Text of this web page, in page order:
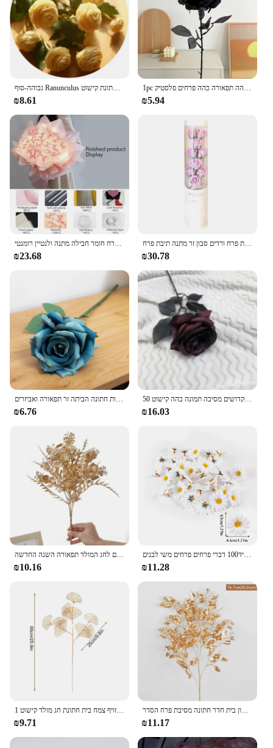
גבוהה-סוף Ranunculus ורדים משי מלאכותי פרחי חתונת קישוט maraige כלה פרחוני חדר תפאורה פלורס artificiales
₪8.61
1pc שחור טהור ורד ברק זר ליל כל הקדושים אימה תפאורה גותי כהה תפאורה כהה פרחים פלסטיק
₪5.94
קריאייטיב פרפר בעבודת יד חומר תיק כלה כלה כלה חתונה חתונה פרח חומר חבילה מתנה ולנטיין רומנטי
₪23.68
יום האהבה המלאכותית פרח ורדים סבון זר מתנה תיבת פרח Creative חברה אשתו זר יום הולדת אמא
₪30.78
רומנטי פרח משי מלאכותי ענף ארוך עלה זר ולנטיין מתנות חתונה הביתה זר תפאורה ואביזרים
₪6.76
50 ס "מ אדום כהה עלה מלאכותי פרח ליל כל הקדושים מסיבה תמונה כהה קישוט prop גוז רוז
₪16.03
צמחים מלאכותיים פלסטיק אקליפטוס הבית קישוט פרחים מזויפים חתונה גן אביזרים לחג המולד תפאורה השנה החדשה
₪10.16
תפקיד100 דברי פרחים פרחים משי לבנים
₪11.28
1 חבורה זהב מלאכותי פרח טווס נוצת מייפל עלה אקליפטוס עלים זר מזויף צמח בית חתונת חג מולד קישוט
₪9.71
זהב צמחים מלאכותיים אקליפטוס עלה אדר 2023 חג המולד קישוט סלון בית חדר חתונה מסיבת פרח הסדר
₪11.17